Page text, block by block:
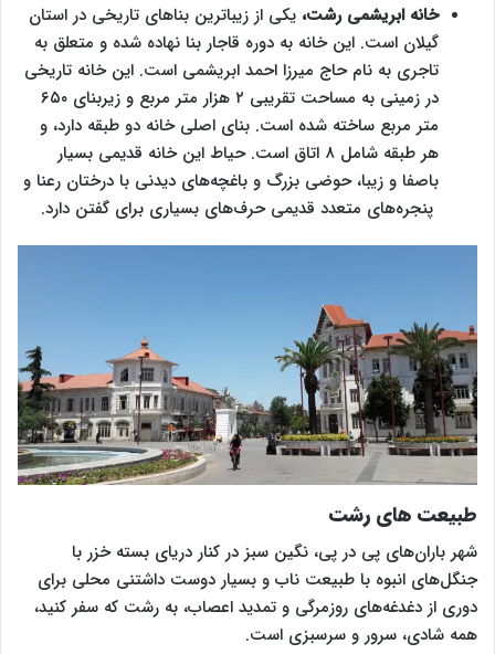
خانه ابریشمی رشت، یکی از زیباترین بناهای تاریخی در استان
گیلان است. این خانه به دوره قاجار بنا نهاده شده و متعلق به
تاجری به نام حاج میرزا احمد ابریشمی است. این خانه تاریخی
در زمینی به مساحت تقریبی ۲ هزار متر مربع و زیربنای ۶۵۰
متر مربع ساخته شده است. بنای اصلی خانه دو طبقه دارد، و
هر طبقه شامل ۸ اتاق است. حیاط این خانه قدیمی بسیار
باصفا و زیبا، حوضی بزرگ و باغچه‌های دیدنی با درختان رعنا و
پنجره‌های متعدد قدیمی حرف‌های بسیاری برای گفتن دارد‌.
طبیعت های رشت
شهر باران‌های پی در پی، نگین سبز در کنار دریای بسته خزر با
جنگل‌های انبوه با طبیعت ناب و بسیار دوست داشتنی محلی برای
دوری از دغدغه‌های روزمرگی و تمدید اعصاب، به رشت که سفر کنید،
همه شادی، سرور و سرسبزی است‌.